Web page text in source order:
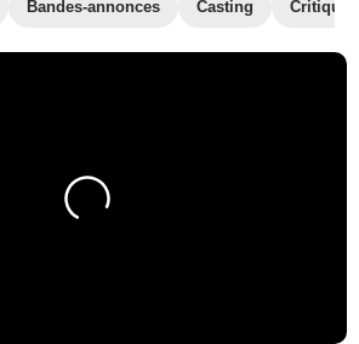
Bandes-annonces Casting